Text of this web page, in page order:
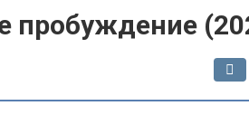
пробуждение